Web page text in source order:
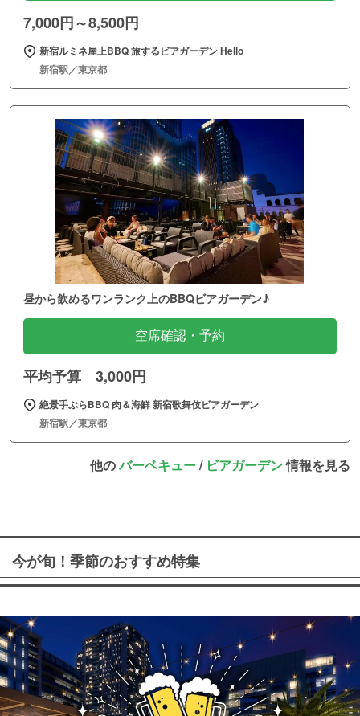
7,000円～8,500円
新宿ルミネ屋上BBQ 旅するビアガーデン Hello
新宿駅／東京都
昼から飲めるワンランク上のBBQビアガーデン♪
空席確認・予約
平均予算 3,000円
絶景手ぶらBBQ 肉＆海鮮 新宿歌舞伎ビアガーデン
新宿駅／東京都
他のバーベキュー/ ビアガーデン情報を見る
今が旬！季節のおすすめ特集